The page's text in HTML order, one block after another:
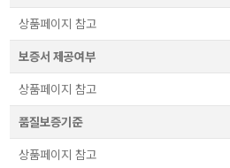
상품페이지 참고
보증서 제공여부
상품페이지 참고
품질보증기준
상품페이지 참고